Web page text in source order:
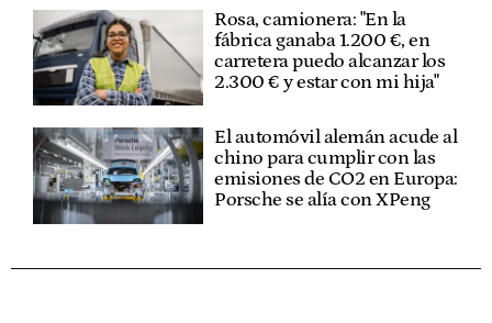
Rosa, camionera: "En la
fábrica ganaba 1.200 €, en
carretera puedo alcanzar los
2.300 € y estar con mi hija"
El automóvil alemán acude al
chino para cumplir con las
emisiones de CO2 en Europa:
Porsche se alía con XPeng